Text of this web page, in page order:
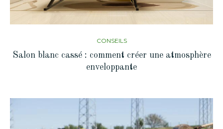
CONSEILS
Salon blanc cassé : comment créer une atmosphère
enveloppante